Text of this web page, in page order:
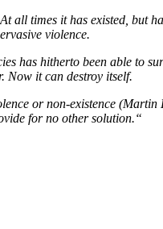
all times it has existed, but
violence.
has hitherto been able to
Now it can destroy itself.
or non-existence (Martin
for no other solution.“